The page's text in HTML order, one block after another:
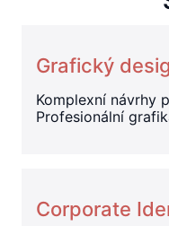
Grafický
Komplexní návrhy
Profesionální
Corporate